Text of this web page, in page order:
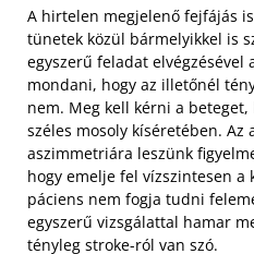
A hirtelen megjelenő fejfájás
tünetek közül bármelyikkel is
egyszerű feladat elvégzésével
mondani, hogy az illetőnél
nem. Meg kell kérni a
széles mosoly kíséretében. Az
aszimmetriára leszünk
hogy emelje fel vízszintesen a
páciens nem fogja tudni
egyszerű vizsgálattal hamar
tényleg stroke-ról van szó.